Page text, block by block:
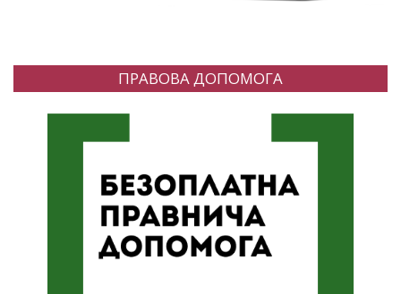
ПРАВОВА ДОПОМОГА